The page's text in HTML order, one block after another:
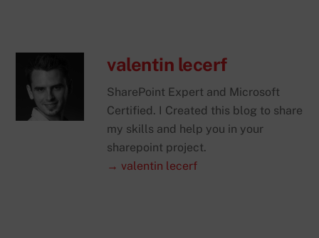
valentin lecerf
SharePoint Expert and Microsoft
Certified. I Created this blog to share
my skills and help you in your
sharepoint project.
→ valentin lecerf